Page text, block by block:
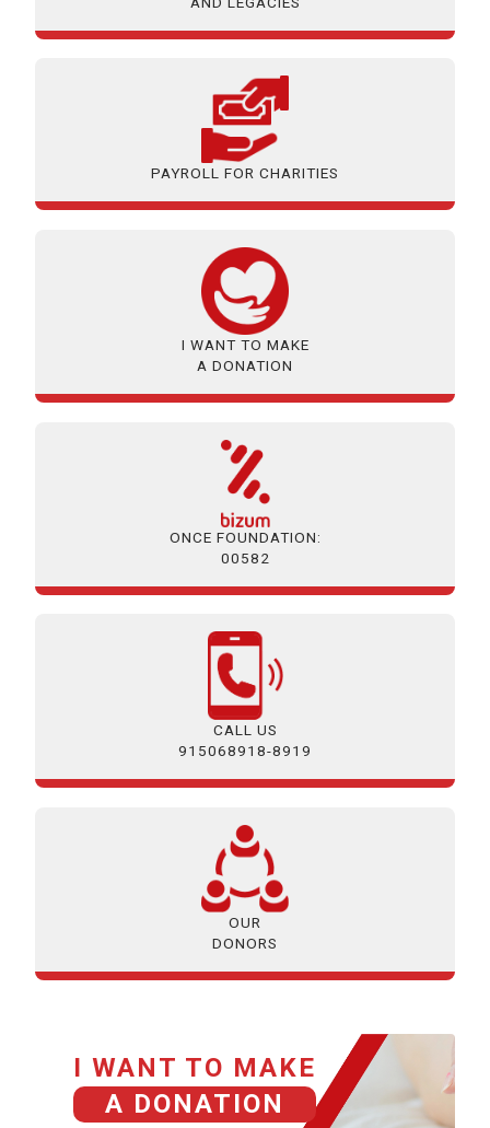
PAYROLL FOR CHARITIES
I WANT TO MAKE
A DONATION
ONCE FOUNDATION:
00582
CALL US
915068918-8919
OUR
DONORS
I WANT TO MAKE
A DONATION